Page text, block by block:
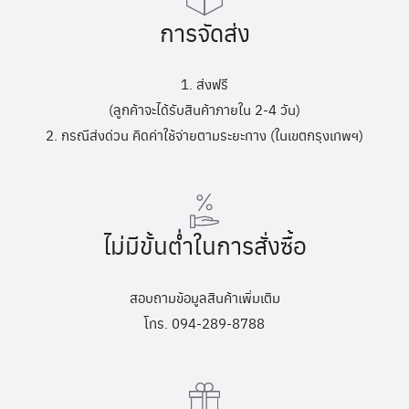
การจัดส่ง
1. ส่งฟรี
(ลูกค้าจะได้รับสินค้าภายใน 2-4 วัน)
2. กรณีส่งด่วน คิดค่าใช้จ่ายตามระยะทาง (ในเขตกรุงเทพฯ)
ไม่มีขั้นต่ำในการสั่งซื้อ
สอบถามข้อมูลสินค้าเพิ่มเติม
โทร. 094-289-8788